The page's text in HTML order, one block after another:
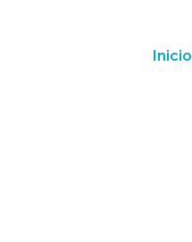
Inicio